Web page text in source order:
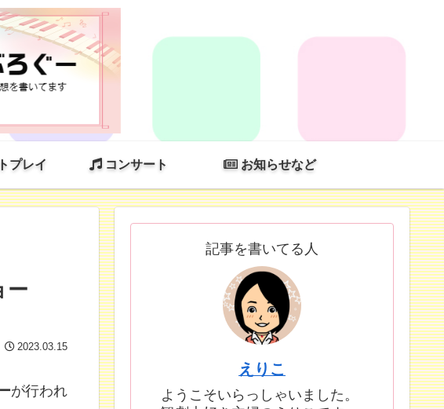
プレイ コンサート お知らせなど
ー
2023.03.15
が行われ
記事を書いてる人
えりこ
ようこそいらっしゃいました。